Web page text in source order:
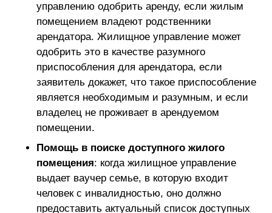
управлению одобрить аренду, если жилым
помещением владеют родственники
арендатора. Жилищное управление может
одобрить это в качестве разумного
приспособления для арендатора, если
заявитель докажет, что такое приспособление
является необходимым и разумным, и если
владелец не проживает в арендуемом
помещении.
Помощь в поиске доступного жилого
помещения: когда жилищное управление
выдает ваучер семье, в которую входит
человек с инвалидностью, оно должно
предоставить актуальный список доступных